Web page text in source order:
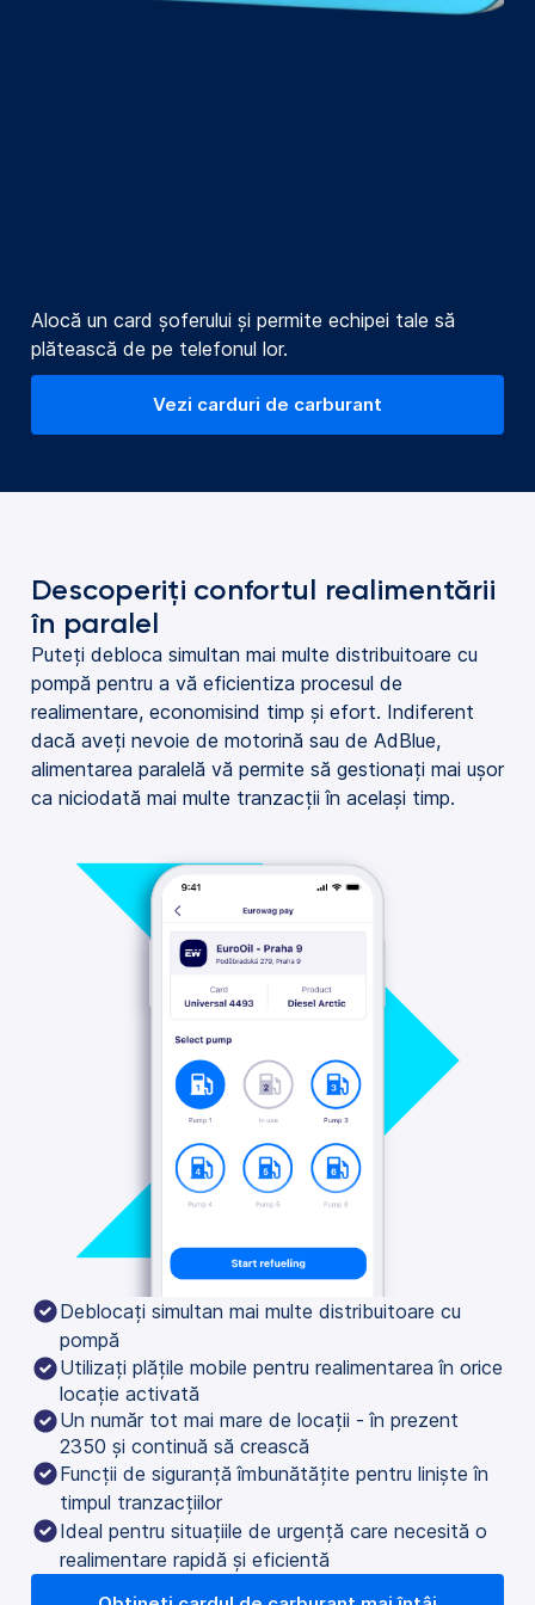
Alocă un card șoferului și permite echipei tale să
plătească de pe telefonul lor.
Vezi carduri de carburant
Descoperiți confortul realimentării
în paralel
Puteți debloca simultan mai multe distribuitoare cu
pompă pentru a vă eficientiza procesul de
realimentare, economisind timp și efort. Indiferent
dacă aveți nevoie de motorină sau de AdBlue,
alimentarea paralelă vă permite să gestionați mai ușor
ca niciodată mai multe tranzacții în același timp.
Deblocați simultan mai multe distribuitoare cu
pompă
Utilizați plățile mobile pentru realimentarea în orice
locație activată
Un număr tot mai mare de locații - în prezent
2350 și continuă să crească
Funcții de siguranță îmbunătățite pentru liniște în
timpul tranzacțiilor
Ideal pentru situațiile de urgență care necesită o
realimentare rapidă și eficientă